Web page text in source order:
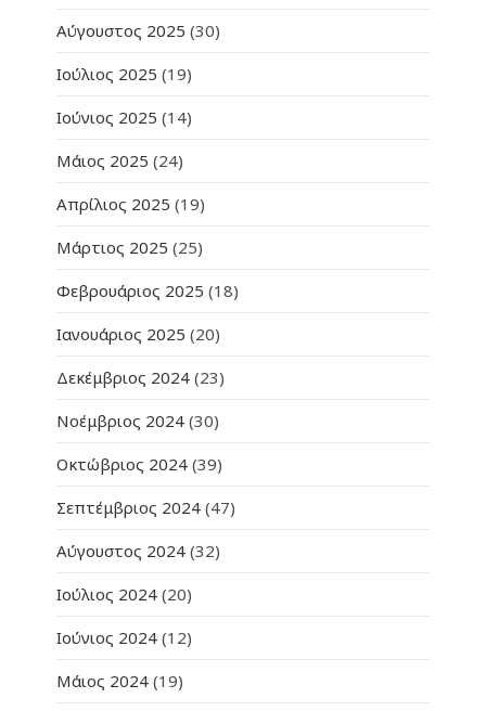
Αύγουστος 2025 (30)
Ιούλιος 2025 (19)
Ιούνιος 2025 (14)
Μάιος 2025 (24)
Απρίλιος 2025 (19)
Μάρτιος 2025 (25)
Φεβρουάριος 2025 (18)
Ιανουάριος 2025 (20)
Δεκέμβριος 2024 (23)
Νοέμβριος 2024 (30)
Οκτώβριος 2024 (39)
Σεπτέμβριος 2024 (47)
Αύγουστος 2024 (32)
Ιούλιος 2024 (20)
Ιούνιος 2024 (12)
Μάιος 2024 (19)